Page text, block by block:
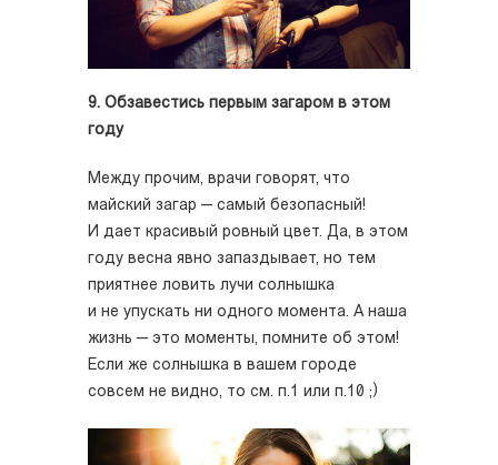
9. Обзавестись первым загаром в этом
году
Между прочим, врачи говорят, что
майский загар — самый безопасный!
И дает красивый ровный цвет. Да, в этом
году весна явно запаздывает, но тем
приятнее ловить лучи солнышка
и не упускать ни одного момента. А наша
жизнь — это моменты, помните об этом!
Если же солнышка в вашем городе
совсем не видно, то см. п.1 или п.10 ;)